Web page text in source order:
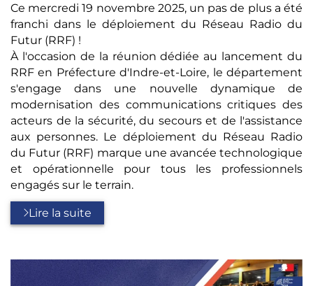
Ce mercredi 19 novembre 2025, un pas de plus a été
franchi dans le déploiement du Réseau Radio du
Futur (RRF) !
À l'occasion de la réunion dédiée au lancement du
RRF en Préfecture d'Indre-et-Loire, le département
s'engage dans une nouvelle dynamique de
modernisation des communications critiques des
acteurs de la sécurité, du secours et de l'assistance
aux personnes. Le déploiement du Réseau Radio
du Futur (RRF) marque une avancée technologique
et opérationnelle pour tous les professionnels
engagés sur le terrain.
Lire la suite